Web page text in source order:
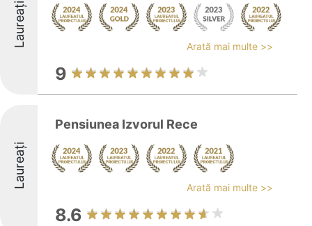
Laureați Arată mai multe >>
9
Laureați
Pensiunea Izvorul Rece
Arată mai multe >>
8.6